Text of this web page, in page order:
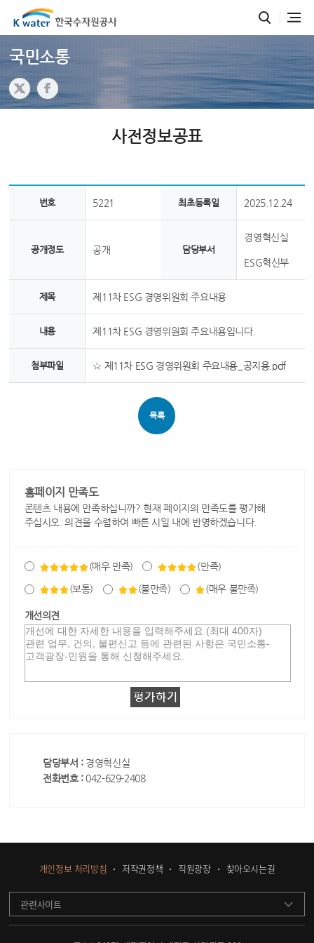
국민소통
사전정보공표
번호 5221 최초등록일 2025.12.24
공개정도 공개 담당부서
경영혁신실
ESG혁신부
제목 제11차 ESG 경영위원회 주요내용
내용 제11차 ESG 경영위원회 주요내용입니다.
첨부파일 ☆ 제11차 ESG 경영위원회 주요내용_공지용.pdf
목록
홈페이지 만족도
콘텐츠 내용에 만족하십니까? 현재 페이지의 만족도를 평가해
주십시오. 의견을 수렴하여 빠른 시일 내에 반영하겠습니다.
(매우 만족) (만족)
(보통) (불만족) (매우 불만족)
개선의견
담당부서 : 경영혁신실
전화번호 : 042-629-2408
개인정보 처리방침 저작권정책 직원광장 찾아오시는길
관련사이트